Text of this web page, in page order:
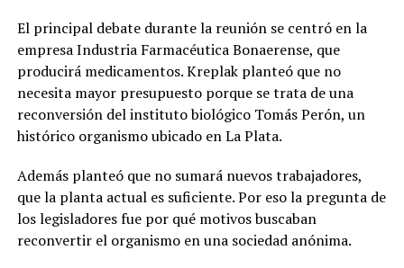
El principal debate durante la reunión se centró en la
empresa Industria Farmacéutica Bonaerense, que
producirá medicamentos. Kreplak planteó que no
necesita mayor presupuesto porque se trata de una
reconversión del instituto biológico Tomás Perón, un
histórico organismo ubicado en La Plata.
Además planteó que no sumará nuevos trabajadores,
que la planta actual es suficiente. Por eso la pregunta de
los legisladores fue por qué motivos buscaban
reconvertir el organismo en una sociedad anónima.